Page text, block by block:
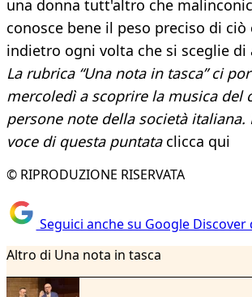
una donna tutt'altro che
conosce bene il peso preciso di ciò
indietro ogni volta che si sceglie di
La rubrica “Una nota in tasca” ci
mercoledì a scoprire la musica del
persone note della società italiana.
voce di questa puntataclicca qui
© RIPRODUZIONE RISERVATA
Seguici anche su Google Discover
Altro di Una nota in tasca